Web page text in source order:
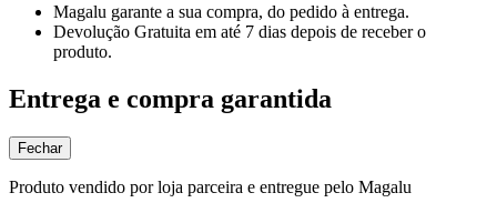
Magalu garante a sua compra, do pedido à entrega.
Devolução Gratuita em até 7 dias depois de receber o
produto.
Entrega e compra garantida
Fechar
Produto vendido por loja parceira e entregue pelo Magalu